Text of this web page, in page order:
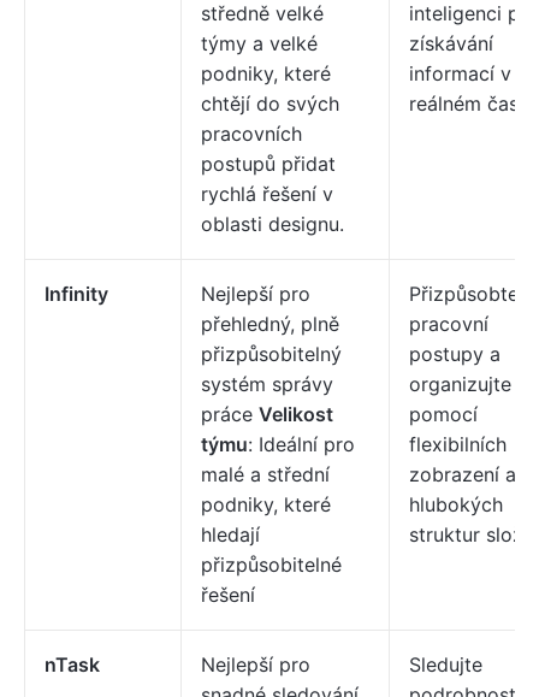
středně velké
týmy a velké
podniky, které
chtějí do svých
pracovních
postupů přidat
rychlá řešení v
oblasti designu.
inteligenci pro
získávání
informací v
reálném čase.
Infinity
Nejlepší pro
přehledný, plně
přizpůsobitelný
systém správy
práce Velikost
týmu: Ideální pro
malé a střední
podniky, které
hledají
přizpůsobitelné
řešení
Přizpůsobte
pracovní
postupy a
organizujte
pomocí
flexibilních
zobrazení a
hlubokých
struktur
nTask
Nejlepší pro
Sledujte